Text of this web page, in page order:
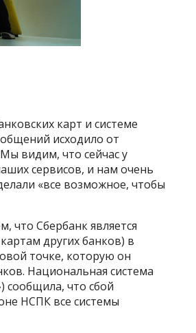
карт и системе
исходило от
видим, что сейчас у
сервисов, и нам очень
«все возможное, чтобы
что Сбербанк является
других банков) в
точке, которую он
Национальная система
сообщила, что сбой
НСПК все системы